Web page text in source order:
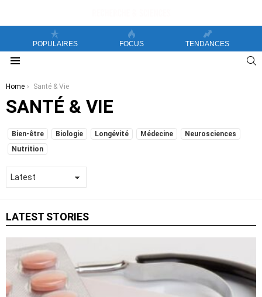
POPULAIRES FOCUS TENDANCES
You are here:
Home Santé & Vie
SANTÉ & VIE
SUBTERMS
Bien-être Biologie Longévité Médecine
Neurosciences
Nutrition
LATEST STORIES